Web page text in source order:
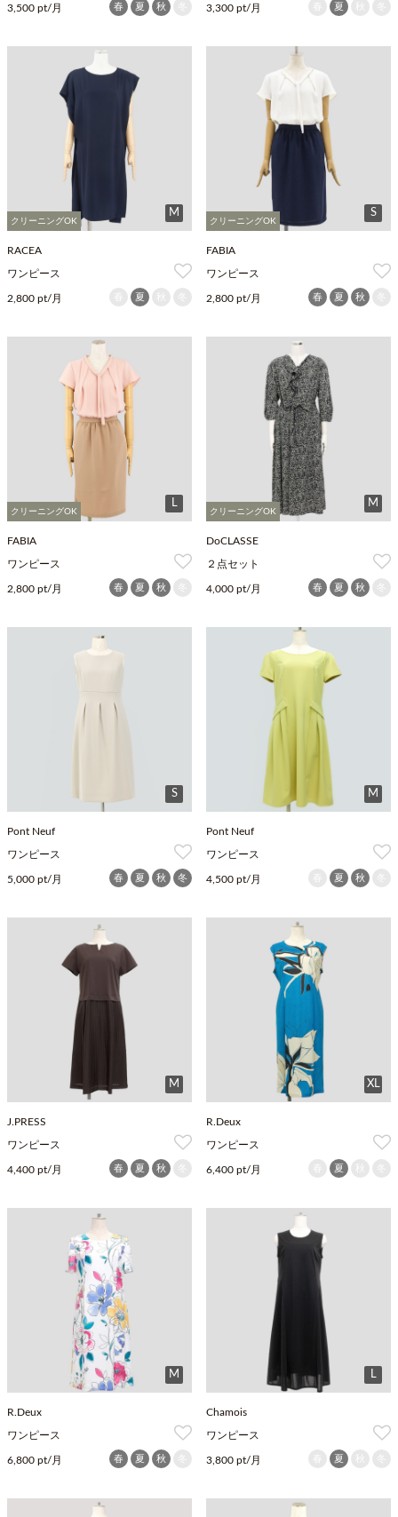
3,500 pt/月 春 夏 秋 3,300 pt/月 夏
クリーニングOK
M
RACEA
ワンピース
2,800 pt/月 夏
クリーニングOK
S
FABIA
ワンピース
2,800 pt/月 春 夏 秋
クリーニングOK
L
FABIA
ワンピース
2,800 pt/月 春 夏 秋
クリーニングOK
M
DoCLASSE
２点セット
4,000 pt/月 春 夏 秋
S
Pont Neuf
ワンピース
5,000 pt/月 春 夏 秋 冬
M
Pont Neuf
ワンピース
4,500 pt/月 夏 秋
M
J.PRESS
ワンピース
4,400 pt/月 春 夏 秋
XL
R.Deux
ワンピース
6,400 pt/月 夏
M
R.Deux
ワンピース
6,800 pt/月 春 夏 秋
L
Chamois
ワンピース
3,800 pt/月 夏